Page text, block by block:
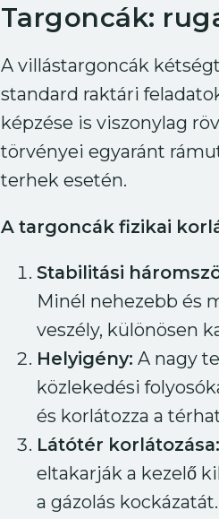
Targoncák:
A villástargoncák
standard raktári
képzése is viszonylag
törvényei egyaránt
terhek esetén.
A targoncák fizikai
Stabilitási
Minél nehezebb és
veszély, különösen
Helyigény: A nagy
közlekedési
és korlátozza a
Látótér korlátozása:
eltakarják a kezelő
a gázolás kockázatát.